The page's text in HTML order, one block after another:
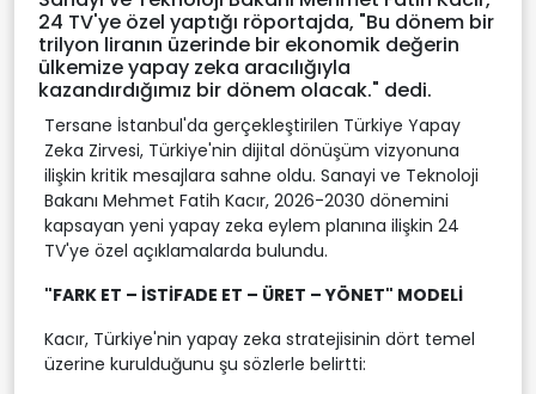
24 TV'ye özel yaptığı röportajda, "Bu dönem bir
trilyon liranın üzerinde bir ekonomik değerin
ülkemize yapay zeka aracılığıyla
kazandırdığımız bir dönem olacak." dedi.
Tersane İstanbul'da gerçekleştirilen Türkiye Yapay
Zeka Zirvesi, Türkiye'nin dijital dönüşüm vizyonuna
ilişkin kritik mesajlara sahne oldu. Sanayi ve Teknoloji
Bakanı Mehmet Fatih Kacır, 2026-2030 dönemini
kapsayan yeni yapay zeka eylem planına ilişkin 24
TV'ye özel açıklamalarda bulundu.
"FARK ET – İSTİFADE ET – ÜRET – YÖNET" MODELİ
Kacır, Türkiye'nin yapay zeka stratejisinin dört temel
üzerine kurulduğunu şu sözlerle belirtti: